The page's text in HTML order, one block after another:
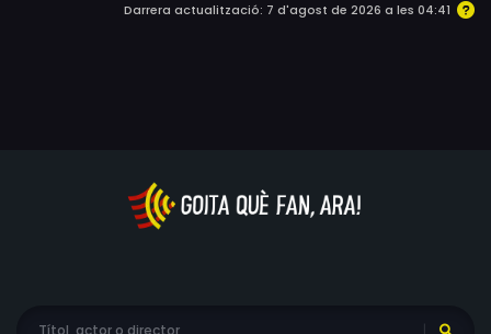
Darrera actualització: 7 d'agost de 2026 a les 04:41